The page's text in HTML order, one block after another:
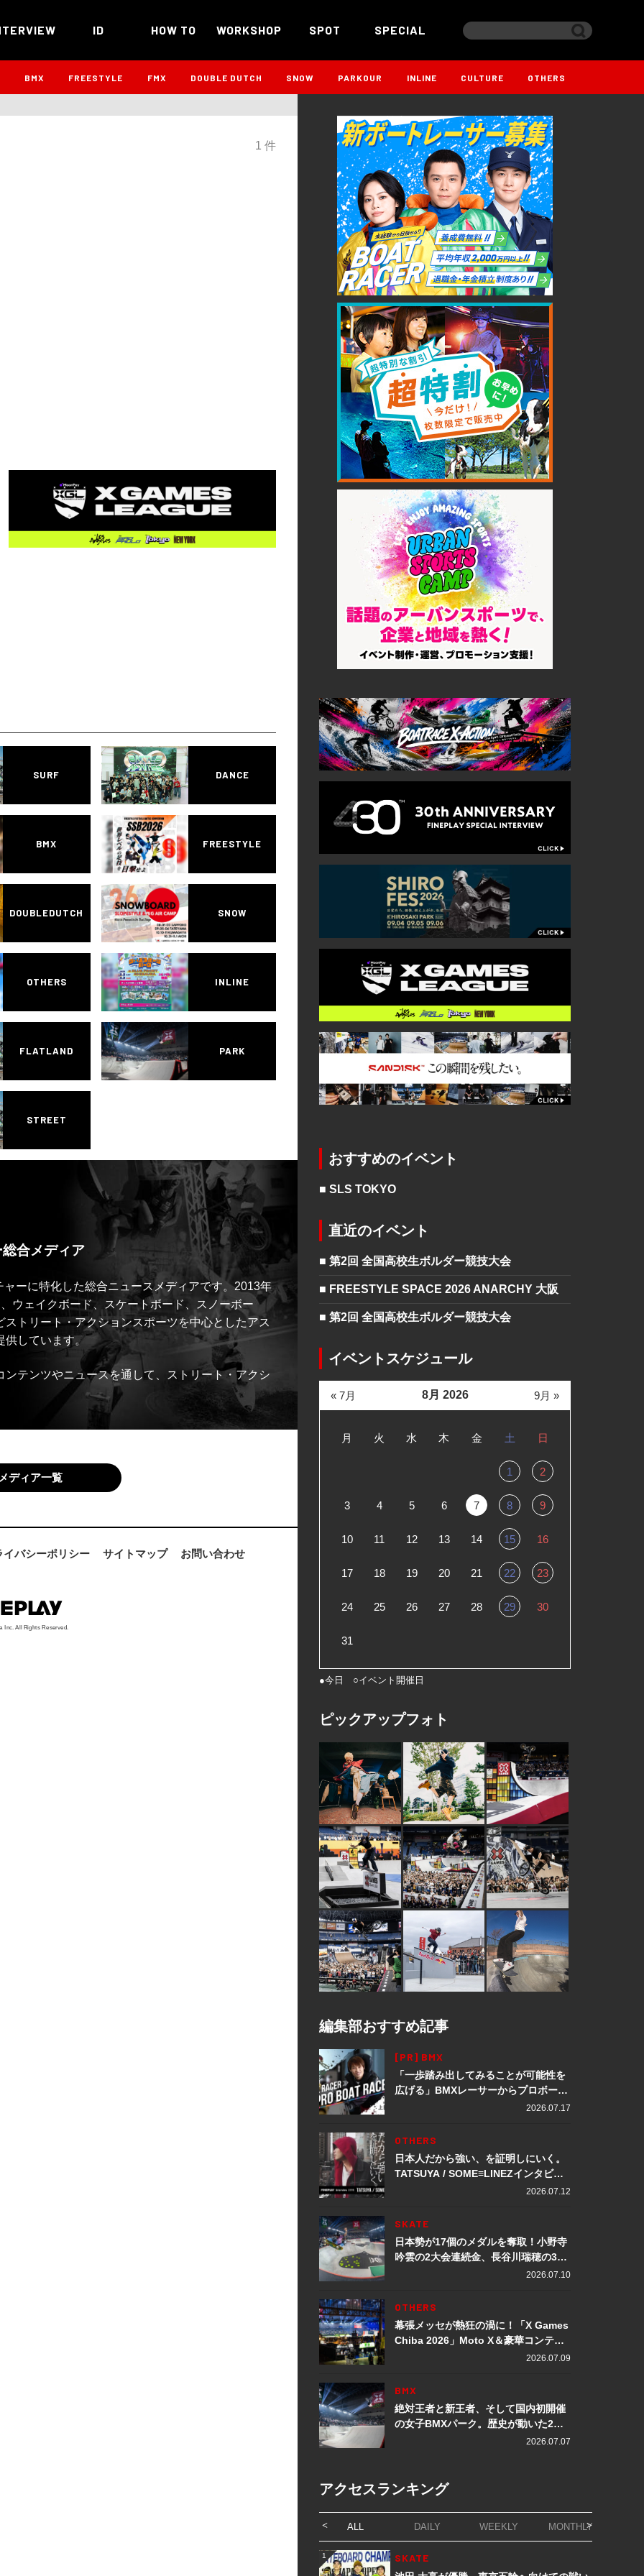
ID HOW TO WORKSHOP SPOT SPECIAL
BMX FREESTYLE FMX DOUBLE DUTCH SNOW PARKOUR INLINE CULTURE OTHERS
1 件
SURF DANCE
BMX FREESTYLE
DOUBLEDUTCH SNOW
OTHERS INLINE
FLATLAND PARK
STREET
合メディア
ーに特化した総合ニュースメディアです。2013年
ウェイクボード、スケートボード、スノーボー
トリート・アクションスポーツを中心としたアス
供しています。
テンツやニュースを通して、ストリート・アクシ
ディア一覧
イバシーポリシー サイトマップ お問い合わせ
Inc. All Rights Reserved.
おすすめのイベント
■ SLS TOKYO
直近のイベント
■ 第2回 全国高校生ボルダー競技大会
■ FREESTYLE SPACE 2026 ANARCHY 大阪
■ 第2回 全国高校生ボルダー競技大会
イベントスケジュール
8月 2026
月 火 水 木 金 土 日
1 2
3 4 5 6 7 8 9
10 11 12 13 14 15 16
17 18 19 20 21 22 23
24 25 26 27 28 29 30
31
« 7月 9月 »
●今日 ○イベント開催日
ピックアップフォト
編集部おすすめ記事
[PR] BMX
「一歩踏み出してみることが可能性を
広げる」BMXレーサーからプロボート
レーサーへ転身。上田龍星が体現する
2026.07.17
OTHERS
日本人だから強い、を証明しにいく。
TATSUYA / SOME≡LINEZインタビュ
2026.07.12
SKATE
日本勢が17個のメダルを奪取！小野寺
吟雲の2大会連続金、長谷川瑞穂の3メ
ダル獲得など数々の快挙をプレイバッ
2026.07.10
OTHERS
幕張メッセが熱狂の渦に！「X Games
Chiba 2026」Moto X＆豪華コンテン
2026.07.09
BMX
絶対王者と新王者、そして国内初開催
の女子BMXパーク。歴史が動いた2日
2026.07.07
アクセスランキング
ALL DAILY WEEKLY MONTHLY
1 SKATE